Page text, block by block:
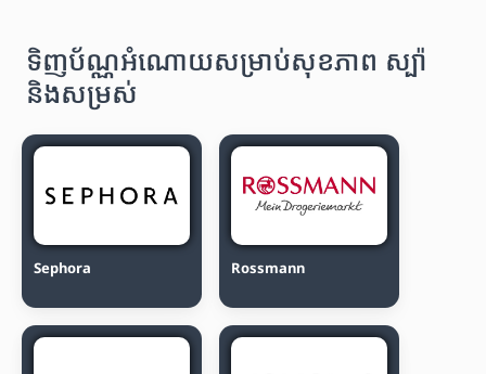
ទិញប័ណ្ណអំណោយសម្រាប់សុខភាព ស្ប៉ា
និងសម្រស់
Sephora Rossmann